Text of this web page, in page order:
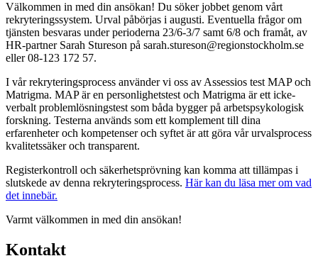
Välkommen in med din ansökan! Du söker jobbet genom vårt
rekryteringssystem. Urval påbörjas i augusti. Eventuella frågor om
tjänsten besvaras under perioderna 23/6-3/7 samt 6/8 och framåt, av
HR-partner Sarah Stureson på sarah.stureson@regionstockholm.se
eller 08-123 172 57.
I vår rekryteringsprocess använder vi oss av Assessios test MAP och
Matrigma. MAP är en personlighetstest och Matrigma är ett icke-
verbalt problemlösningstest som båda bygger på arbetspsykologisk
forskning. Testerna används som ett komplement till dina
erfarenheter och kompetenser och syftet är att göra vår urvalsprocess
kvalitetssäker och transparent.
Registerkontroll och säkerhetsprövning kan komma att tillämpas i
slutskede av denna rekryteringsprocess. Här kan du läsa mer om vad
det innebär.
Varmt välkommen in med din ansökan!
Kontakt